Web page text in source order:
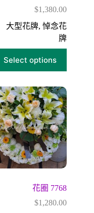
$1,380.00
大型花牌,悼念花
牌
Select options
花圈 7768
$1,280.00